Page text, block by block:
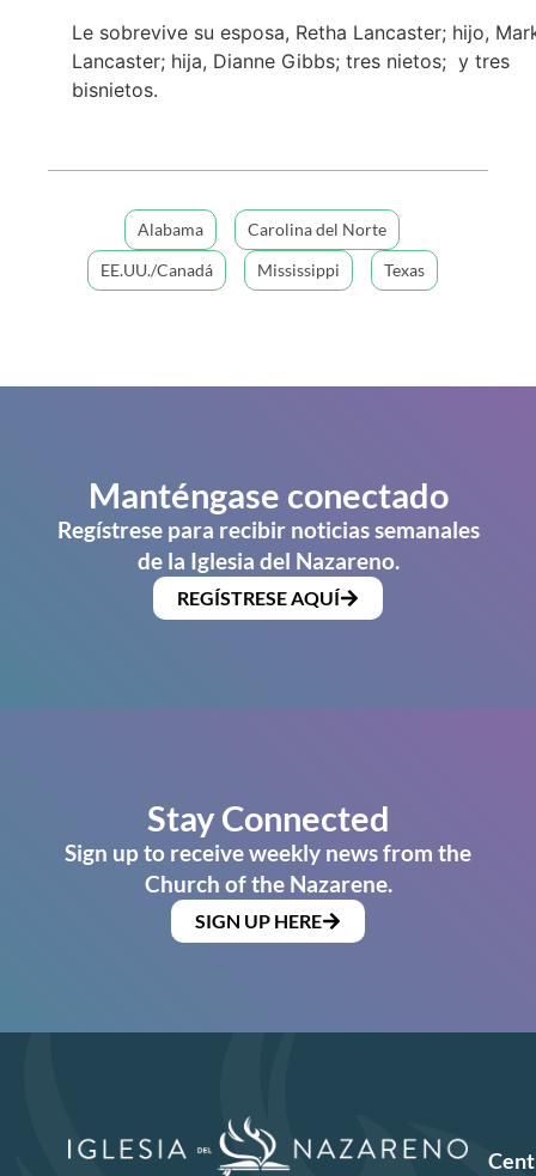
Le sobrevive su esposa, Retha Lancaster; hijo,
Lancaster; hija, Dianne Gibbs; tres nietos; y tres
bisnietos.
Alabama
Carolina del Norte
EE.UU./Canadá
Mississippi Texas
Manténgase conectado
Regístrese para recibir noticias semanales
de la Iglesia del Nazareno.
REGÍSTRESE AQUÍ
Stay Connected
Sign up to receive weekly news from the
Church of the Nazarene.
SIGN UP HERE